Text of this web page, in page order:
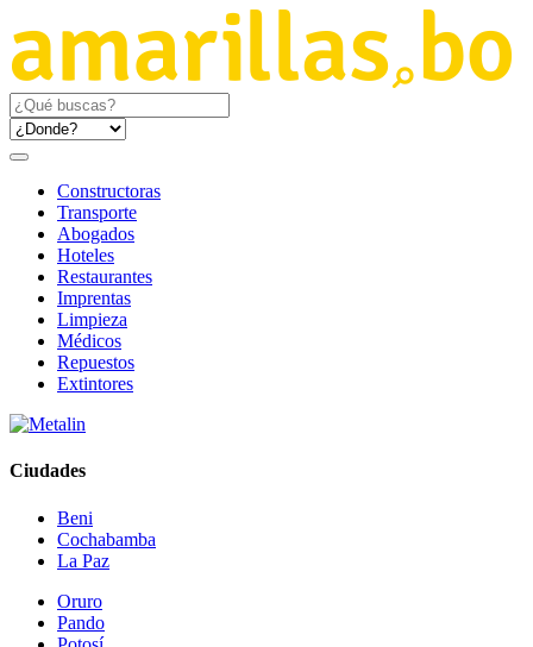
Constructoras
Transporte
Abogados
Hoteles
Restaurantes
Imprentas
Limpieza
Médicos
Repuestos
Extintores
Ciudades
Beni
Cochabamba
La Paz
Oruro
Pando